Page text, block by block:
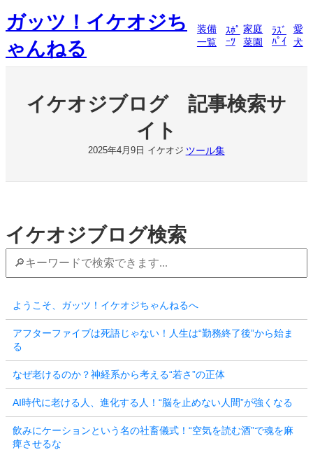
容
ス
キ
ガッツ！イケオジち
ゃんねる
装備
一覧
ｽﾎﾟ
ｰﾂ
家庭
菜園
ﾗｽﾞ
ﾊﾟｲ
愛
犬
イケオジブログ 記事検索サ
イト
2025年4月9日 イケオジ ツール集
イケオジブログ検索
ようこそ、ガッツ！イケオジちゃんねるへ
アフターファイブは死語じゃない！人生は“勤務終了後”から始ま
る
なぜ老けるのか？神経系から考える“若さ”の正体
AI時代に老ける人、進化する人！“脳を止めない人間”が強くなる
飲みにケーションという名の社畜儀式！“空気を読む酒”で魂を麻
痺させるな